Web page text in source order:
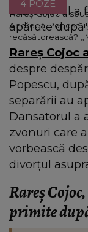
Rareș Cojoc a
Andreea
recăsătorească?
4 POZE
Dansatorul a
apărute după
Rareș Cojoc
despre
Popescu,
separării au
Dansatorul a
zvonuri care
vorbească
divorțul
Rareș
primite